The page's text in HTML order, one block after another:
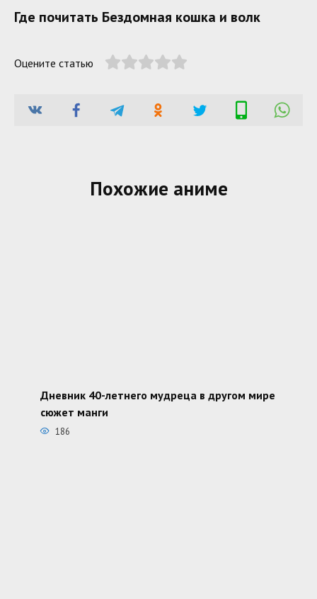
Где почитать Бездомная кошка и волк
Оцените статью
Похожие аниме
Дневник 40-летнего мудреца в другом мире
сюжет манги
186